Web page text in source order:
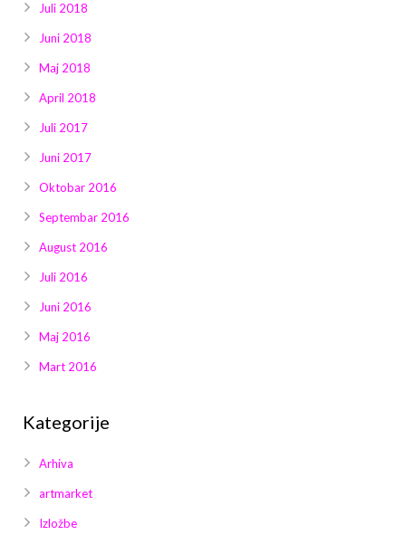
Juli 2018
Juni 2018
Maj 2018
April 2018
Juli 2017
Juni 2017
Oktobar 2016
Septembar 2016
August 2016
Juli 2016
Juni 2016
Maj 2016
Mart 2016
Kategorije
Arhiva
artmarket
Izložbe